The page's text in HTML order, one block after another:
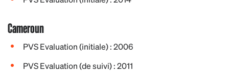
Cameroun
PVS Evaluation (initiale) : 2006
PVS Evaluation (de suivi) : 2011